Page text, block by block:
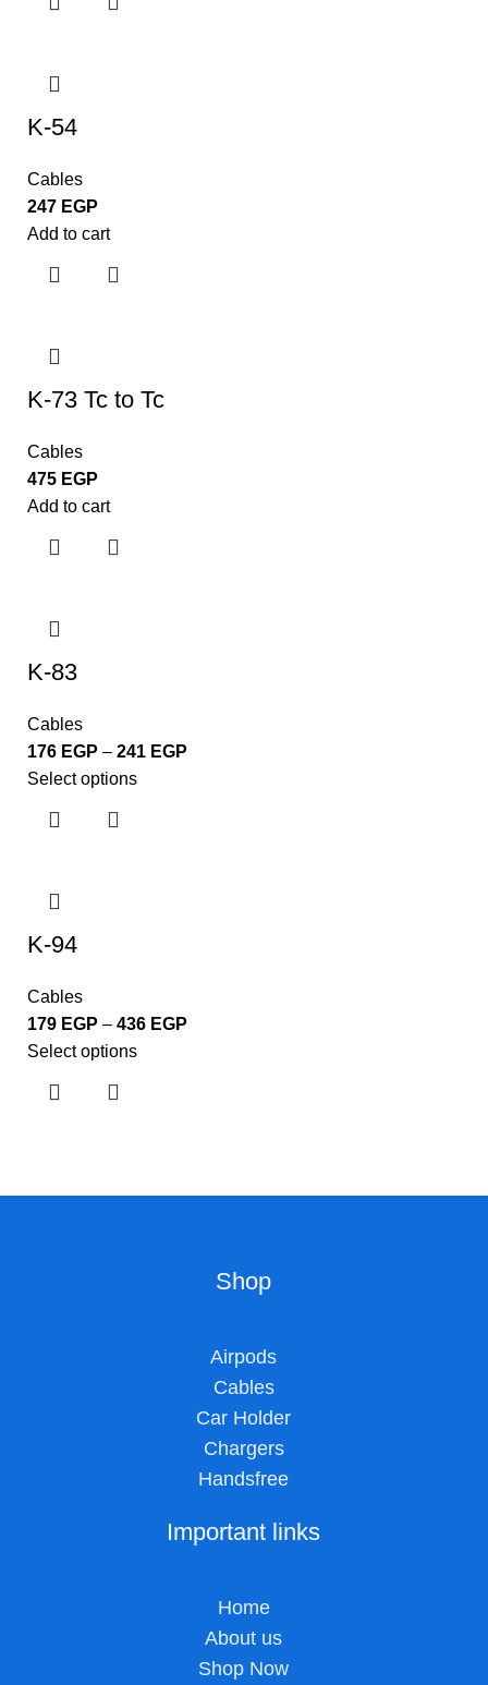
K-54
Cables
247 EGP
Add to cart
K-73 Tc to Tc
Cables
475 EGP
Add to cart
K-83
Cables
176 EGP – 241 EGP
Select options
K-94
Cables
179 EGP – 436 EGP
Select options
Shop
Airpods
Cables
Car Holder
Chargers
Handsfree
Important links
Home
About us
Shop Now